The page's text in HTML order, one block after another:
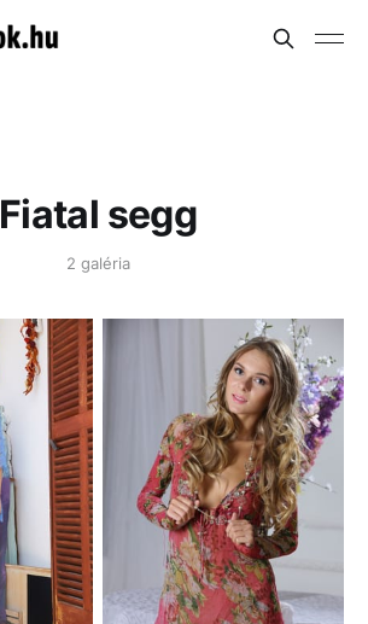
Fiatal segg
2 galéria